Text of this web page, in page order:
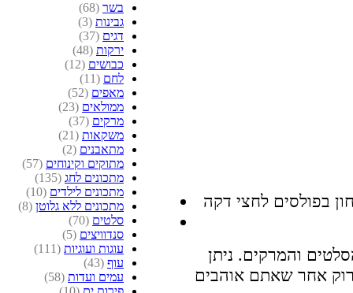
בשר (68)
גבינות (3)
דגים (37)
ירקות (48)
כבושים (12)
לחם (11)
מאפים (52)
ממולאים (23)
מרקים (37)
משקאות (21)
מתאבנים (2)
מתוקים וקינוחים (57)
מתכונים לחג (135)
מתכונים לילדים (10)
מתכונים ללא גלוטן (8)
סלטים (70)
סנדוויצים (5)
עוגות ועוגיות (111)
עוף (43)
עמים ועדות (58)
והמרקים. ניתן